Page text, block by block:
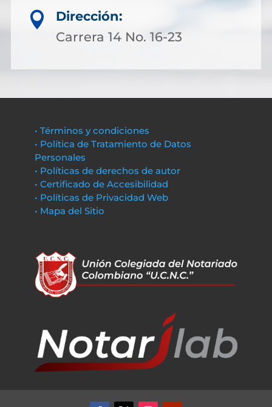

Dirección:
Carrera 14 No. 16-23
• Términos y condiciones
• Política de Tratamiento de Datos
Personales
• Políticas de derechos de autor
• Certificado de Accesibilidad
• Políticas de Privacidad Web
• Mapa del Sitio